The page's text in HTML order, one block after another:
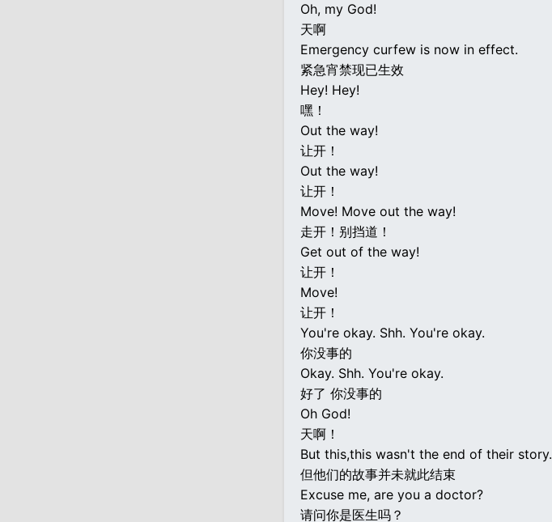
Oh, my God!
天啊
Emergency curfew is now in effect.
紧急宵禁现已生效
Hey! Hey!
嘿！
Out the way!
让开！
Out the way!
让开！
Move! Move out the way!
走开！别挡道！
Get out of the way!
让开！
Move!
让开！
You're okay. Shh. You're okay.
你没事的
Okay. Shh. You're okay.
好了 你没事的
Oh God!
天啊！
But this,this wasn't the end of their story.
但他们的故事并未就此结束
Excuse me, are you a doctor?
请问你是医生吗？